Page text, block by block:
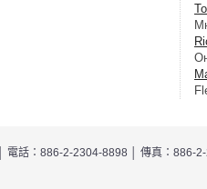
│ 電話：886-2-2304-8898 │ 傳真：886-